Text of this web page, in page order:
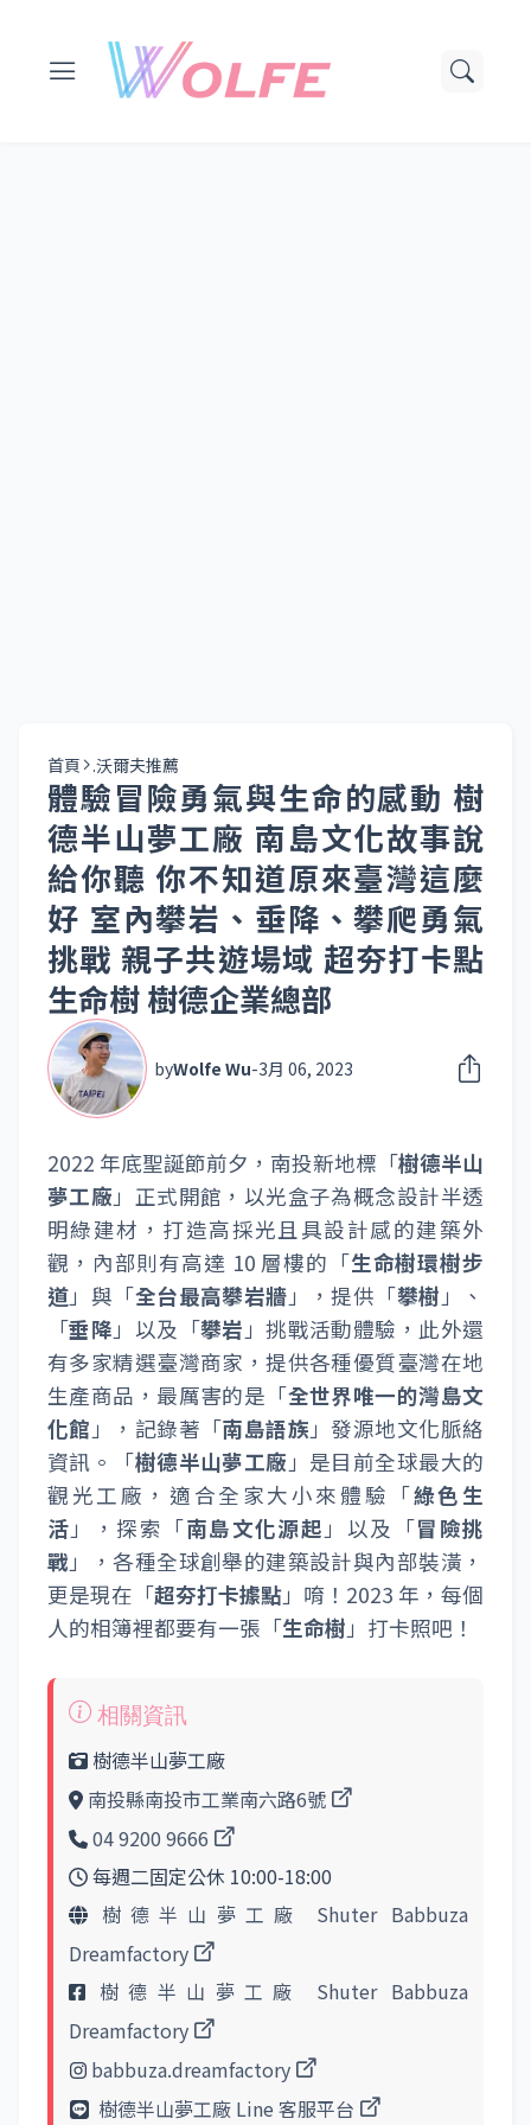
首頁 .沃爾夫推薦
體驗冒險勇氣與生命的感動 樹
德半山夢工廠 南島文化故事說
給你聽 你不知道原來臺灣這麼
好 室內攀岩、垂降、攀爬勇氣
挑戰 親子共遊場域 超夯打卡點
生命樹 樹德企業總部
byWolfe Wu-3月 06, 2023
2022 年底聖誕節前夕，南投新地標「樹德半山
夢工廠」正式開館，以光盒子為概念設計半透
明綠建材，打造高採光且具設計感的建築外
觀，內部則有高達 10 層樓的「生命樹環樹步
道」與「全台最高攀岩牆」，提供「攀樹」、
「垂降」以及「攀岩」挑戰活動體驗，此外還
有多家精選臺灣商家，提供各種優質臺灣在地
生產商品，最厲害的是「全世界唯一的灣島文
化館」，記錄著「南島語族」發源地文化脈絡
資訊。「樹德半山夢工廠」是目前全球最大的
觀光工廠，適合全家大小來體驗「綠色生
活」，探索「南島文化源起」以及「冒險挑
戰」，各種全球創舉的建築設計與內部裝潢，
更是現在「超夯打卡據點」唷！2023 年，每個
人的相簿裡都要有一張「生命樹」打卡照吧！
樹德半山夢工廠
南投縣南投市工業南六路6號
04 9200 9666
每週二固定公休 10:00-18:00
樹德半山夢工廠 Shuter Babbuza
Dreamfactory
樹德半山夢工廠 Shuter Babbuza
Dreamfactory
babbuza.dreamfactory
樹德半山夢工廠 Line 客服平台